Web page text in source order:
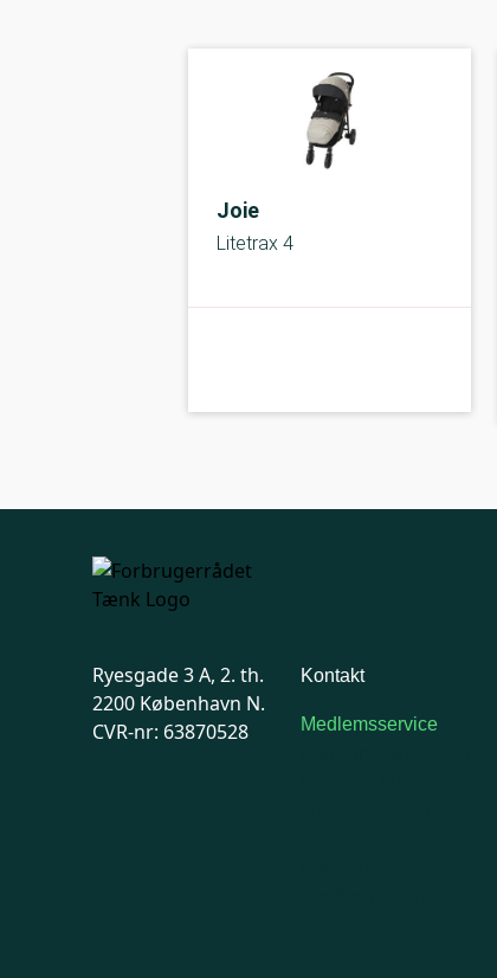
Joie
Litetrax 4
Ryesgade 3 A, 2. th.
2200 København N.
CVR-nr: 63870528
Kontakt
Medlemsservice